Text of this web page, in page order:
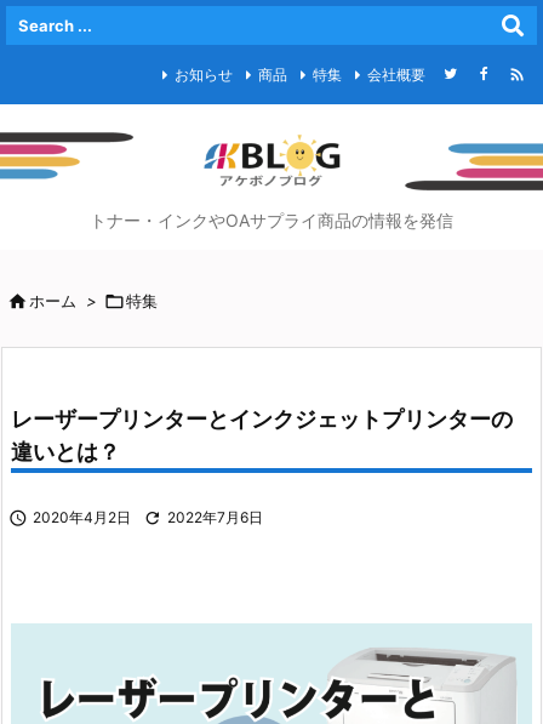
お知らせ 商品 特集 会社概要 
トナー・インクやOAサプライ商品の情報を発信
ホーム > 特集
レーザープリンターとインクジェットプリンターの
違いとは？
 2020年4月2日  2022年7月6日